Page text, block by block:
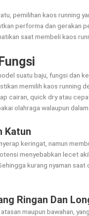
pemilihan kaos running
performa dan gerakan
saat membeli kaos
suatu baju, fungsi dan
memilih kaos running
cairan, quick dry atau
olahraga walaupun dalam
Katun
keringat, namun
menyebabkan lecet
kurang nyaman saat
Ringan Dan
maupun bawahan,